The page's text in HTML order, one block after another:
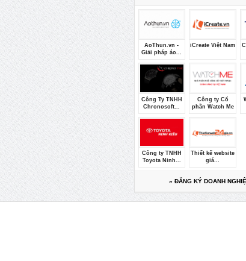
AoThun.vn -
Giải pháp áo...
iCreate Việt Nam
Công Ty TNHH
Chronosoft...
Công ty Cổ
phần Watch Me
Công ty TNHH
Toyota Ninh...
Thiết kế website
giá...
» ĐĂNG KÝ DOANH